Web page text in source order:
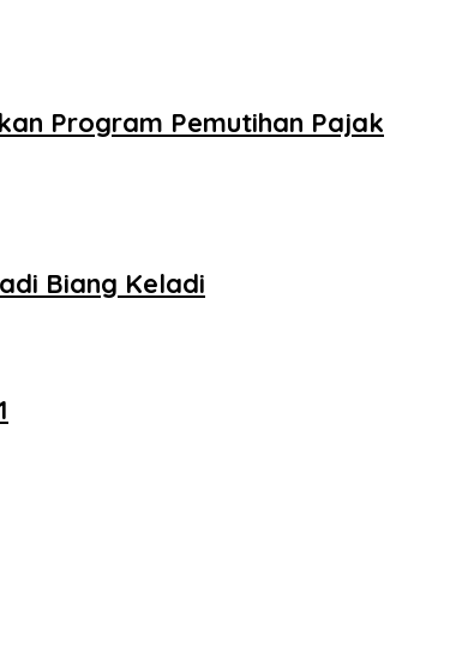
Program Pemutihan Pajak
Biang Keladi